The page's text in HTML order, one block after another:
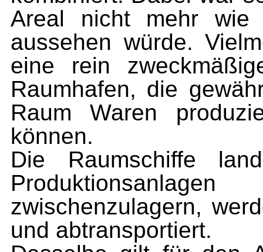
Areal nicht mehr wie
aussehen wür­de.
eine rein
Raumhafen, die
Raum Waren
können.
Die Raumschiffe
zwischenzulagern,
und abtransportiert.